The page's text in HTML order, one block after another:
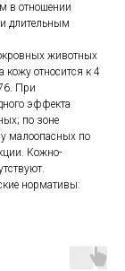
в отношении
длительным
животных
кожу относится к 4
При
эффекта
по зоне
малоопасных по
Кожно-
нормативы: